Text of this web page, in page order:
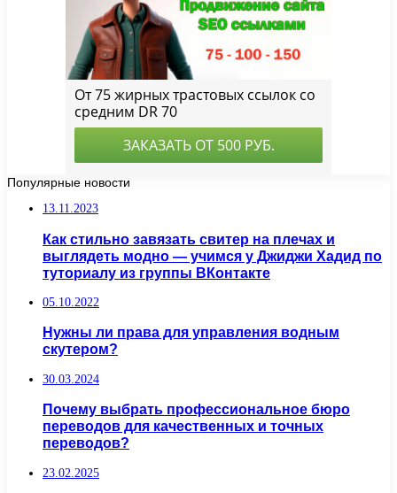
Популярные новости
13.11.2023
Как стильно завязать свитер на плечах и
выглядеть модно — учимся у Джиджи Хадид по
туториалу из группы ВКонтакте
05.10.2022
Нужны ли права для управления водным
скутером?
30.03.2024
Почему выбрать профессиональное бюро
переводов для качественных и точных
переводов?
23.02.2025